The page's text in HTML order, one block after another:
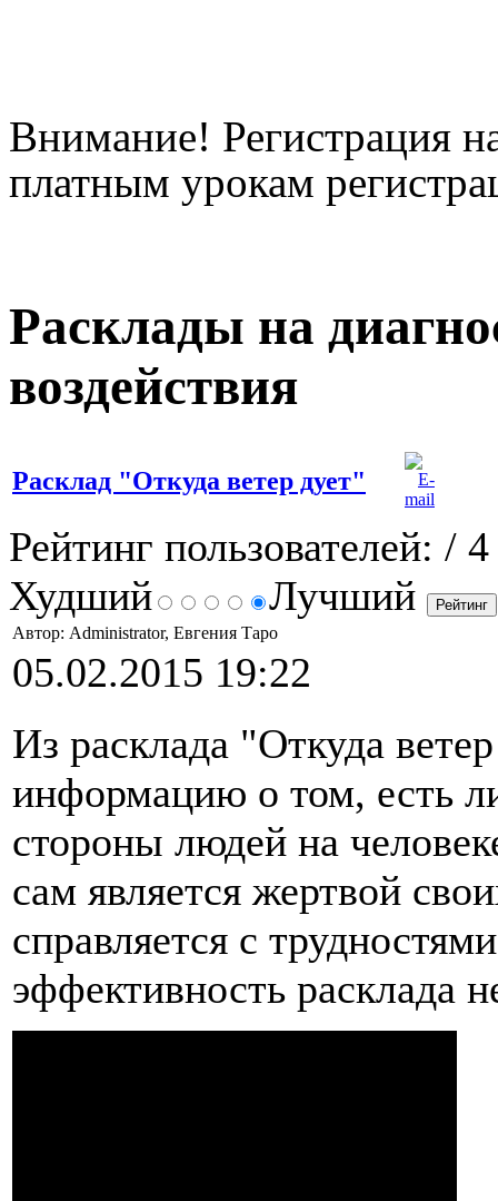
Внимание! Регистрация
платным урокам
Расклады на
воздействия
Расклад "Откуда ветер дует"
Рейтинг пользователей: / 4
Худший
Лучший
Автор: Administrator, Евгения Таро
05.02.2015 19:22
Из расклада "Откуда
информацию о том, есть
стороны людей на
сам является жертвой
справляется с
эффективность расклада